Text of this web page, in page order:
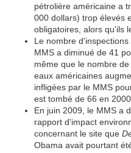
pétrolière américaine a
000 dollars) trop élevés
obligatoires, alors qu'ils
Le nombre
MMS a diminué de 41
même que le nombre
eaux américaines
infligées par le MMS
est tombé de 66 en
En juin 2009, le MMS a
rapport d'impact
concernant le site que
Obama avait pourtant